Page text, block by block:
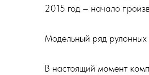
2015 год – начало
Модельный ряд
В настоящий момент